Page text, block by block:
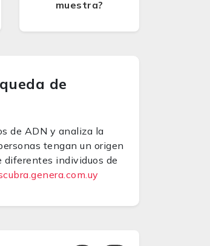
muestra?
de
de ADN y analiza la
tengan un origen
diferentes individuos de